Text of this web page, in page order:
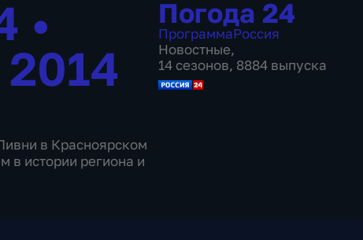
•
в Красноярском
в истории региона и
Погода 24
ПрограммаРоссия
Новостные,
14 сезонов, 8884 выпуска